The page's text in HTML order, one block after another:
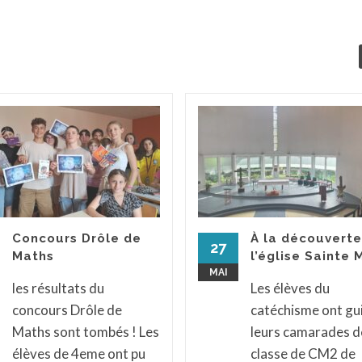
Concours Drôle de
Maths
les résultats du
concours Drôle de
Maths sont tombés ! Les
élèves de 4eme ont pu
27
MAI
À la
l’église Sainte
Les élèves du
catéchisme ont
leurs camarades
classe de CM2 de